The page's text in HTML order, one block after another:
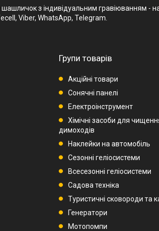
з індивідуальним гравіюванням -
Viber, WhatsApp, Telegram.
Групи товарів
Акційні товари
Сонячні панелі
Електроінструмент
Хімічні засоби для
димоходів
Наклейки на автомобіль
Сезонні геліосистеми
Всесезонні геліосистеми
Садова техніка
Туристичні сковороди та
Генератори
Мотопомпи